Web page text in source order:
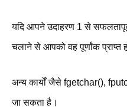
यदि आपने उदाहरण 1 से
चलाने से आपको वह पूर्णांक प्राप्त
अन्य कार्यों जैसे fgetchar(),
जा सकता है।